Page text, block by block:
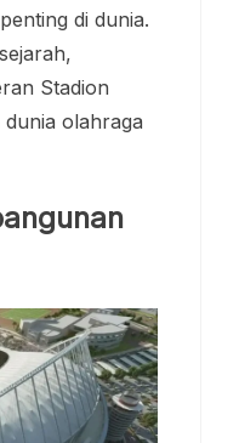
di dunia.
Stadion
olahraga